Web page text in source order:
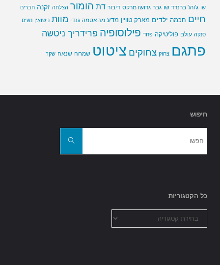
שו ג'ורג' ברנרד שו גבר גרושו מרקס דיבור דת הומור הצלחה זקנה חברים
חיים חכמה ילדים מארק טוויין מדע מהאטמה גנדי מוות נישואין נשים
סנקה עולם פוליטיקה פחד פילוסופיה פרידריך ניטשה
פתגם צחוק צחוקים ציטוט שמחה שנאה שקר
חיפוש
חפשו
כל הקטגוריות
הקטגוריות